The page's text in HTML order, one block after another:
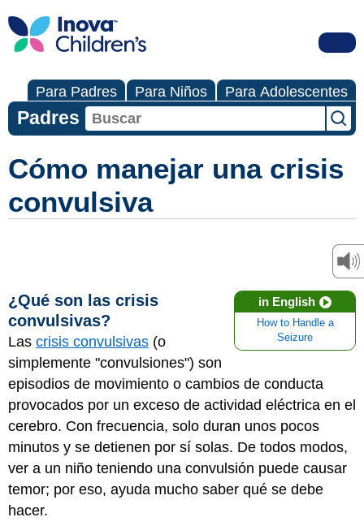
Para Padres Para Niños Para Adolescentes
Padres
Cómo manejar una crisis
convulsiva
in English
How to Handle a
Seizure
¿Qué son las crisis
convulsivas?
Las crisis convulsivas (o
simplemente "convulsiones") son
episodios de movimiento o cambios de conducta
provocados por un exceso de actividad eléctrica en el
cerebro. Con frecuencia, solo duran unos pocos
minutos y se detienen por sí solas. De todos modos,
ver a un niño teniendo una convulsión puede causar
temor; por eso, ayuda mucho saber qué se debe
hacer.